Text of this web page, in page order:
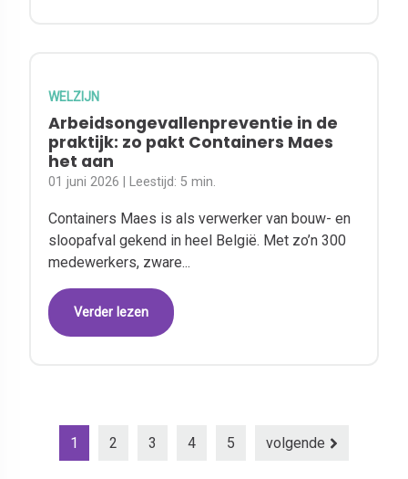
WELZIJN
Arbeidsongevallenpreventie in de
praktijk: zo pakt Containers Maes
het aan
01 juni 2026 | Leestijd:5 min.
Containers Maes is als verwerker van bouw- en
sloopafval gekend in heel België. Met zo’n 300
medewerkers, zware...
Verder lezen
1 2 3 4 5 volgende